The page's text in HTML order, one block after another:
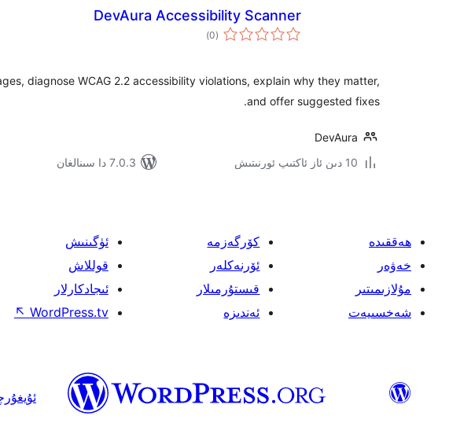
DevAura Accessibility Scanner
(0 ئومۇمىي
دەرىجە
)
diagnose WCAG 2.2 accessibility violations, explain why they matter,
and offer suggested fixes.
DevAura
10 دىن ئاز ئاكتىپ ئورنىتىش
7.0.3 دا سىنالغان
ھەققىدە
خەۋەر
مۇلازىمىتىر
شەخسىيەت
كۆرگەزمە
ئۆرنەكلەر
قىستۇرمىلار
ئەندىزە
ئۈگىنىش
قوللاش
ئىجادكارلار
WordPress.tv
↖